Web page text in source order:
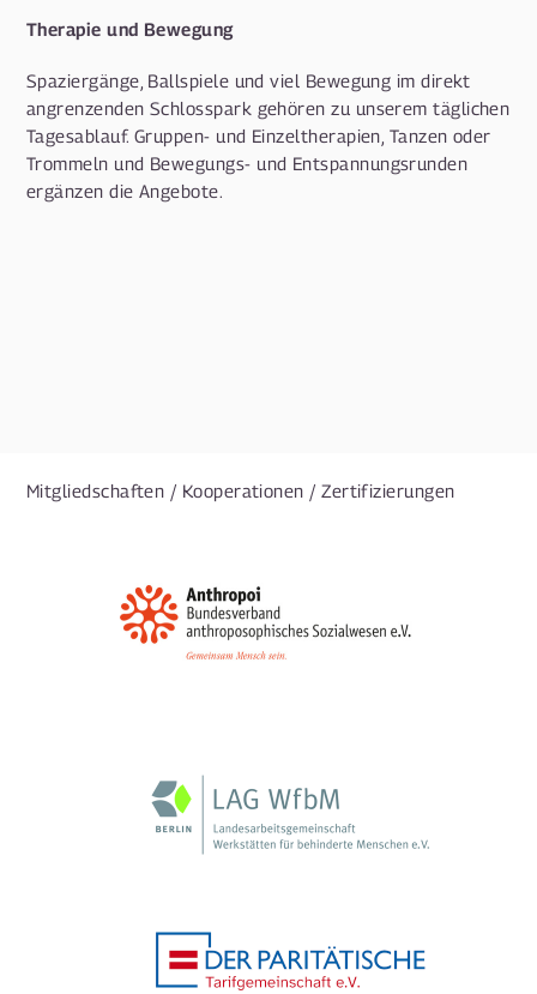
Therapie und Bewegung
Spaziergänge, Ballspiele und viel Bewegung im direkt
angrenzenden Schlosspark gehören zu unserem täglichen
Tagesablauf. Gruppen- und Einzeltherapien, Tanzen oder
Trommeln und Bewegungs- und Entspannungsrunden
ergänzen die Angebote.
Mitgliedschaften / Kooperationen / Zertifizierungen